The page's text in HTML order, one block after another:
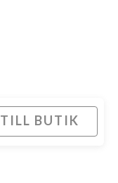
TILL BUTIK